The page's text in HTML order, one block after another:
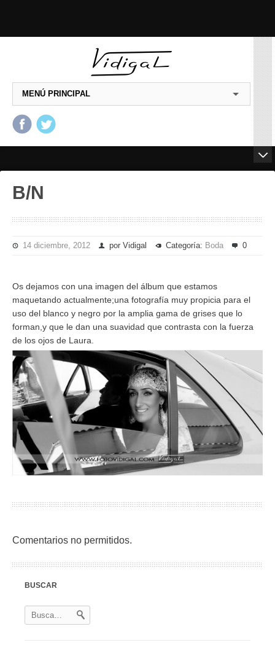
MENÚ PRINCIPAL
B/N
14 diciembre, 2012 por Vidigal Categoría: Boda 0
Os dejamos con una imagen del álbum que estamos
maquetando actualmente;una fotografía muy propicia para el
uso del blanco y negro por la amplia gama de grises que lo
forman,y que le dan una suavidad que contrasta con la fuerza
de los ojos de Laura.
Comentarios no permitidos.
BUSCAR